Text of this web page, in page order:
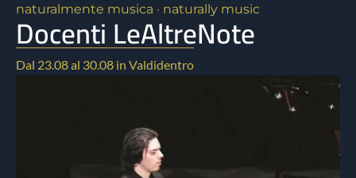
naturalmente musica · naturally music
Docenti LeAltreNote
Dal 23.08 al 30.08 in Valdidentro